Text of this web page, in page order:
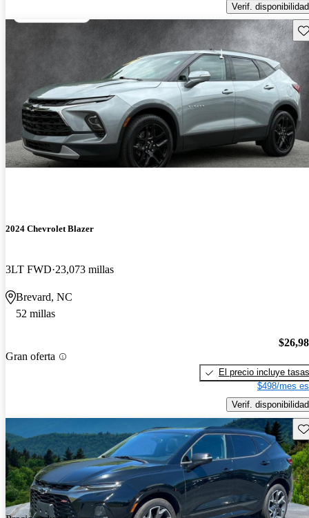
Verif. disponibilidad
2024 Chevrolet Blazer
3LT FWD 23,073 millas
Brevard, NC
52 millas
Gran oferta
El precio incluye tasas
$498/mes
Verif. disponibilidad